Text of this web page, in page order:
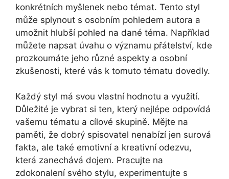
konkrétních myšlenek nebo témat. Tento styl
může splynout s osobním pohledem autora a
umožnit hlubší pohled na dané téma. Například
můžete napsat úvahu o významu přátelství, kde
prozkoumáte jeho různé aspekty a osobní
zkušenosti, které vás k tomuto tématu dovedly.
Každý styl má svou vlastní hodnotu a využití.
Důležité je vybrat si ten, který nejlépe odpovídá
vašemu tématu a cílové skupině. Mějte na
paměti, že dobrý spisovatel nenabízí jen surová
fakta, ale také emotivní a kreativní odezvu,
která zanechává dojem. Pracujte na
zdokonalení svého stylu, experimentujte s